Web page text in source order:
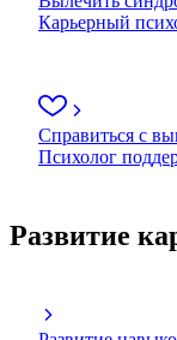
Карьерный
Справиться с
Психолог
Развитие